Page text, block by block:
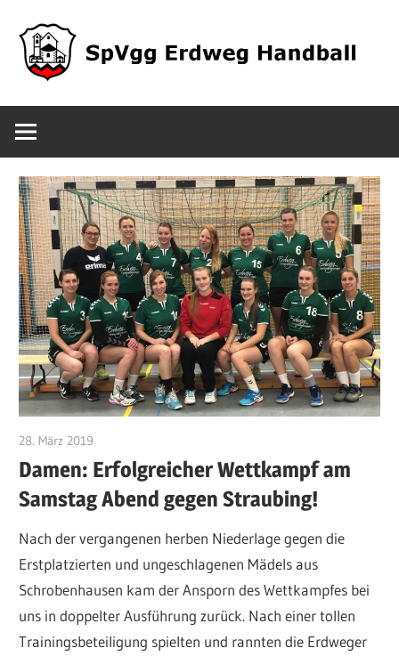
Inhalt
springen
SpVgg
Erdweg
Handball
28. März 2019
Damen: Erfolgreicher Wettkampf am
Samstag Abend gegen Straubing!
Nach der vergangenen herben Niederlage gegen die
Erstplatzierten und ungeschlagenen Mädels aus
Schrobenhausen kam der Ansporn des Wettkampfes bei
uns in doppelter Ausführung zurück. Nach einer tollen
Trainingsbeteiligung spielten und rannten die Erdweger